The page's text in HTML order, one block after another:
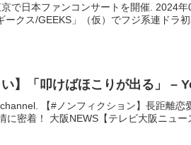
で日本ファンコンサートを開催. 2024
ークス/GEEKS」（仮）でフジ系連ドラ
い】「叩けばほこりが出る」 –
【#ノンフィクション】長距離
に密着！ 大阪NEWS【テレビ大阪ニュ